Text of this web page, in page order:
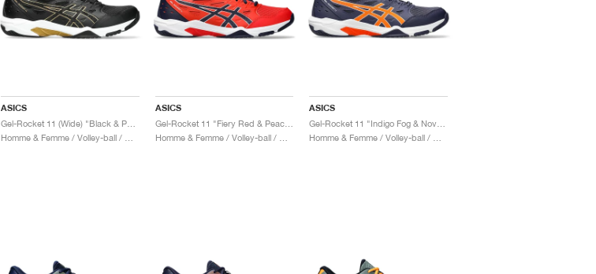
ASICS
Gel-Rocket 11 (Wide) "Black & Pure Gold"
ASICS
Gel-Rocket 11 "Fiery Red & Peacoat"
ASICS